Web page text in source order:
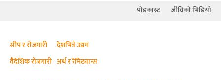
पोडकास्ट जीविको भिडियो
सीप र रोजगारी
देशभित्रै उद्यम
वैदेशिक रोजगारी अर्थ र रेमिट्यान्स